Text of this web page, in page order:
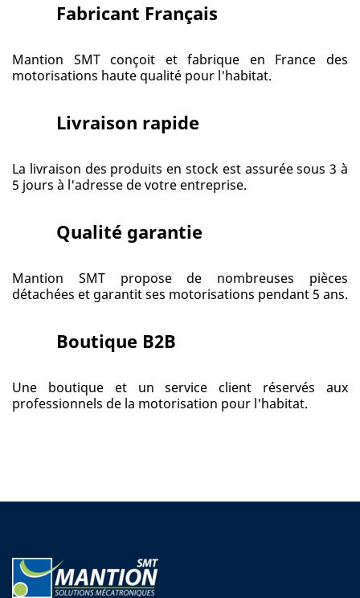
Fabricant Français
Mantion SMT conçoit et fabrique en France des
motorisations haute qualité pour l'habitat.
Livraison rapide
La livraison des produits en stock est assurée sous 3 à
5 jours à l'adresse de votre entreprise.
Qualité garantie
Mantion SMT propose de nombreuses pièces
détachées et garantit ses motorisations pendant 5 ans.
Boutique B2B
Une boutique et un service client réservés aux
professionnels de la motorisation pour l'habitat.